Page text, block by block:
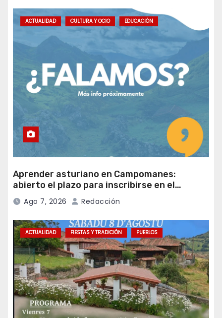
ACTUALIDAD CULTURA Y OCIO EDUCACIÓN
Aprender asturiano en Campomanes:
abierto el plazo para inscribirse en el
programa Falamos
Ago 7, 2026 Redacción
ACTUALIDAD FIESTAS Y TRADICIÓN PUEBLOS